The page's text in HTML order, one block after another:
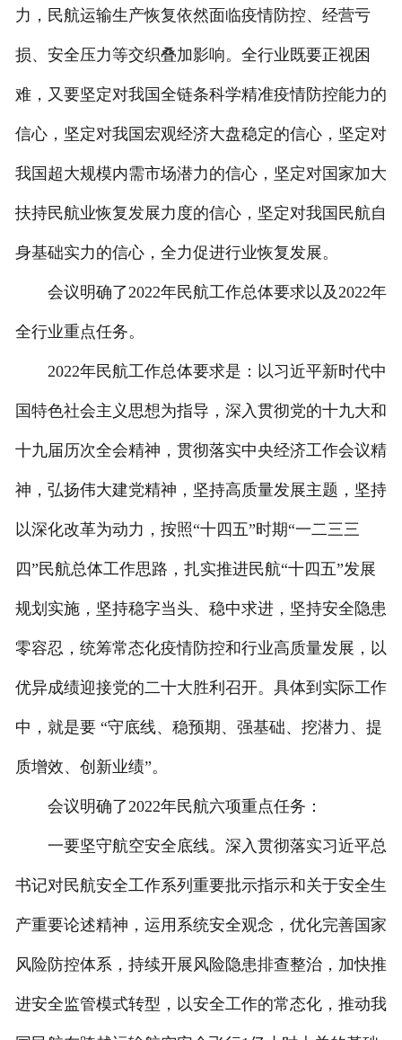
力，民航运输生产恢复依然面临疫情防控、经营亏
损、安全压力等交织叠加影响。全行业既要正视困
难，又要坚定对我国全链条科学精准疫情防控能力的
信心，坚定对我国宏观经济大盘稳定的信心，坚定对
我国超大规模内需市场潜力的信心，坚定对国家加大
扶持民航业恢复发展力度的信心，坚定对我国民航自
身基础实力的信心，全力促进行业恢复发展。
会议明确了2022年民航工作总体要求以及2022年
全行业重点任务。
2022年民航工作总体要求是：以习近平新时代中
国特色社会主义思想为指导，深入贯彻党的十九大和
十九届历次全会精神，贯彻落实中央经济工作会议精
神，弘扬伟大建党精神，坚持高质量发展主题，坚持
以深化改革为动力，按照“十四五”时期“一二三三
四”民航总体工作思路，扎实推进民航“十四五”发展
规划实施，坚持稳字当头、稳中求进，坚持安全隐患
零容忍，统筹常态化疫情防控和行业高质量发展，以
优异成绩迎接党的二十大胜利召开。具体到实际工作
中，就是要 “守底线、稳预期、强基础、挖潜力、提
质增效、创新业绩”。
会议明确了2022年民航六项重点任务：
一要坚守航空安全底线。深入贯彻落实习近平总
书记对民航安全工作系列重要批示指示和关于安全生
产重要论述精神，运用系统安全观念，优化完善国家
风险防控体系，持续开展风险隐患排查整治，加快推
进安全监管模式转型，以安全工作的常态化，推动我